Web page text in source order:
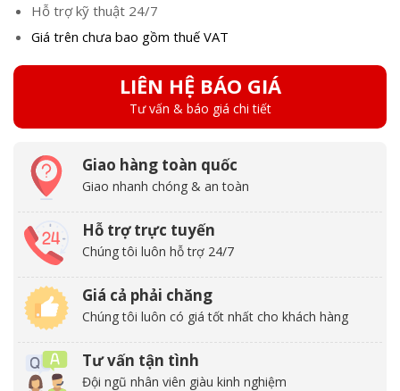
Hỗ trợ kỹ thuật 24/7
Giá trên chưa bao gồm thuế VAT
LIÊN HỆ BÁO GIÁ
Tư vấn & báo giá chi tiết
Giao hàng toàn quốc
Giao nhanh chóng & an toàn
Hỗ trợ trực tuyến
Chúng tôi luôn hỗ trợ 24/7
Giá cả phải chăng
Chúng tôi luôn có giá tốt nhất cho khách hàng
Tư vấn tận tình
Đội ngũ nhân viên giàu kinh nghiệm